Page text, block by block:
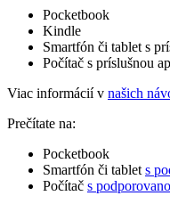
Pocketbook
Kindle
Smartfón či tablet s
Počítač s príslušnou
Viac informácií v našich
Prečítate na:
Pocketbook
Smartfón či tablet s
Počítač s